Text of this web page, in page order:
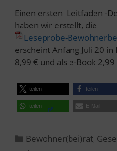
Einen ersten Leitfaden -
haben wir erstellt, die
Leseprobe-
erscheint Anfang Juli 20 in
8,99 € und als e-Book 2,99
teilen teilen
teilen E-Mail
Kategorien
Bewohner(bei)rat,